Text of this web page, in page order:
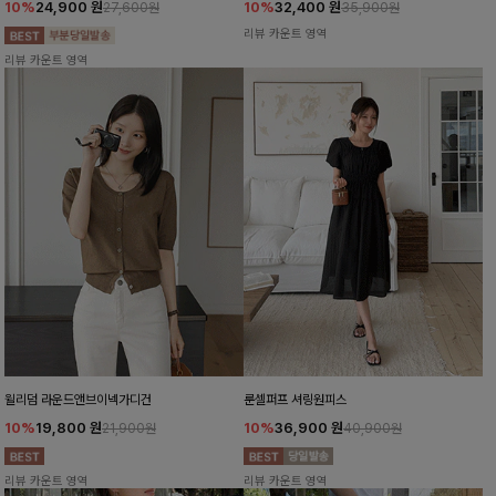
10%24,900 원27,600원
리뷰 카운트 영역
10%32,400 원35,900원
리뷰 카운트 영역
윌리덤 라운드앤브이넥가디건
10%19,800 원21,900원
리뷰 카운트 영역
룬셀퍼프 셔링원피스
10%36,900 원40,900원
리뷰 카운트 영역